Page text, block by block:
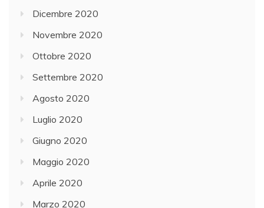
Dicembre 2020
Novembre 2020
Ottobre 2020
Settembre 2020
Agosto 2020
Luglio 2020
Giugno 2020
Maggio 2020
Aprile 2020
Marzo 2020